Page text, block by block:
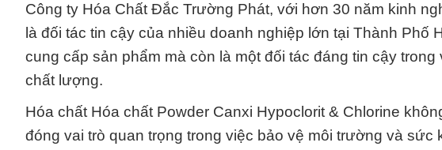
Công ty Hóa Chất Đắc Trường Phát, với hơn 30 năm kinh
là đối tác tin cậy của nhiều doanh nghiệp lớn tại Thành Phố
cung cấp sản phẩm mà còn là một đối tác đáng tin cậy
chất lượng.
Hóa chất Hóa chất Powder Canxi Hypoclorit & Chlorine
đóng vai trò quan trọng trong việc bảo vệ môi trường và